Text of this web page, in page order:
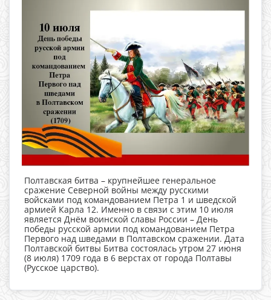
Полтавская битва – крупнейшее генеральное
сражение Северной войны между русскими
войсками под командованием Петра 1 и шведской
армией Карла 12. Именно в связи с этим 10 июля
является Днём воинской славы России – День
победы русской армии под командованием Петра
Первого над шведами в Полтавском сражении. Дата
Полтавской битвы Битва состоялась утром 27 июня
(8 июля) 1709 года в 6 верстах от города Полтавы
(Русское царство).